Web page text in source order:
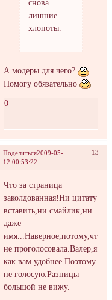
снова
лишние
хлопоты.
А модеры для чего?
Помогу обязательно
0
Поделиться 13
2009-05-
12 00:53:22
Что за страница
заколдованная!Ни цитату
вставить,ни смайлик,ни
даже
имя...Наверное,потому,что
не проголосовала.Валер,я
как вам удобнее.Поэтому
не голосую.Разницы
большой не вижу.